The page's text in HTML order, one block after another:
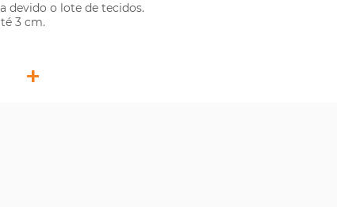
devido o lote de tecidos.
3 cm.